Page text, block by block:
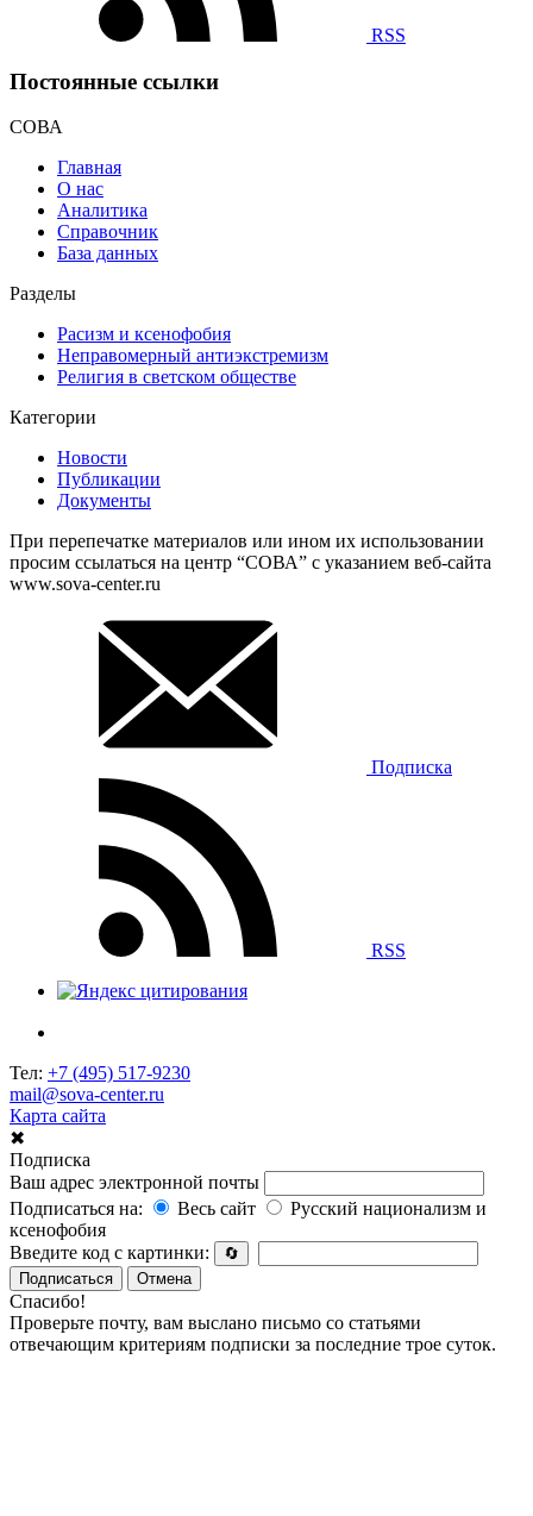
RSS
Постоянные ссылки
СОВА
Главная
О нас
Аналитика
Справочник
База данных
Разделы
Расизм и ксенофобия
Неправомерный антиэкстремизм
Религия в светском обществе
Категории
Новости
Публикации
Документы
При перепечатке материалов или ином их использовании
просим ссылаться на центр “СОВА” с указанием веб-сайта
www.sova-center.ru
Подписка
RSS
Тел: +7 (495) 517-9230
mail@sova-center.ru
Карта сайта
✖
Подписка
Ваш адрес электронной почты
Подписаться на:
Весь сайт
Русский национализм и
ксенофобия
Введите код с картинки:
🔄
Подписаться
Отмена
Спасибо!
Проверьте почту, вам выслано письмо со статьями
отвечающим критериям подписки за последние трое суток.